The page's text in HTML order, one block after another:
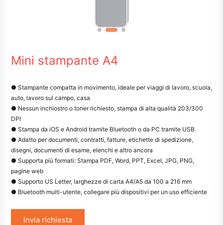
Mini stampante A4
● Stampante compatta in movimento, ideale per viaggi di lavoro, scuola,
auto, lavoro sul campo, casa
● Nessun inchiostro o toner richiesto, stampa di alta qualità 203/300
DPI
● Stampa da iOS e Android tramite Bluetooth o da PC tramite USB
● Adatto per documenti, contratti, fatture, etichette di spedizione,
disegni, documenti di esame, elenchi e altro ancora
● Supporta più formati: Stampa PDF, Word, PPT, Excel, JPG, PNG,
pagine web
● Supporto US Letter, larghezze di carta A4/A5 da 100 a 216 mm
● Bluetooth multi-utente, collegare più dispositivi per un uso efficiente
Invia richiesta